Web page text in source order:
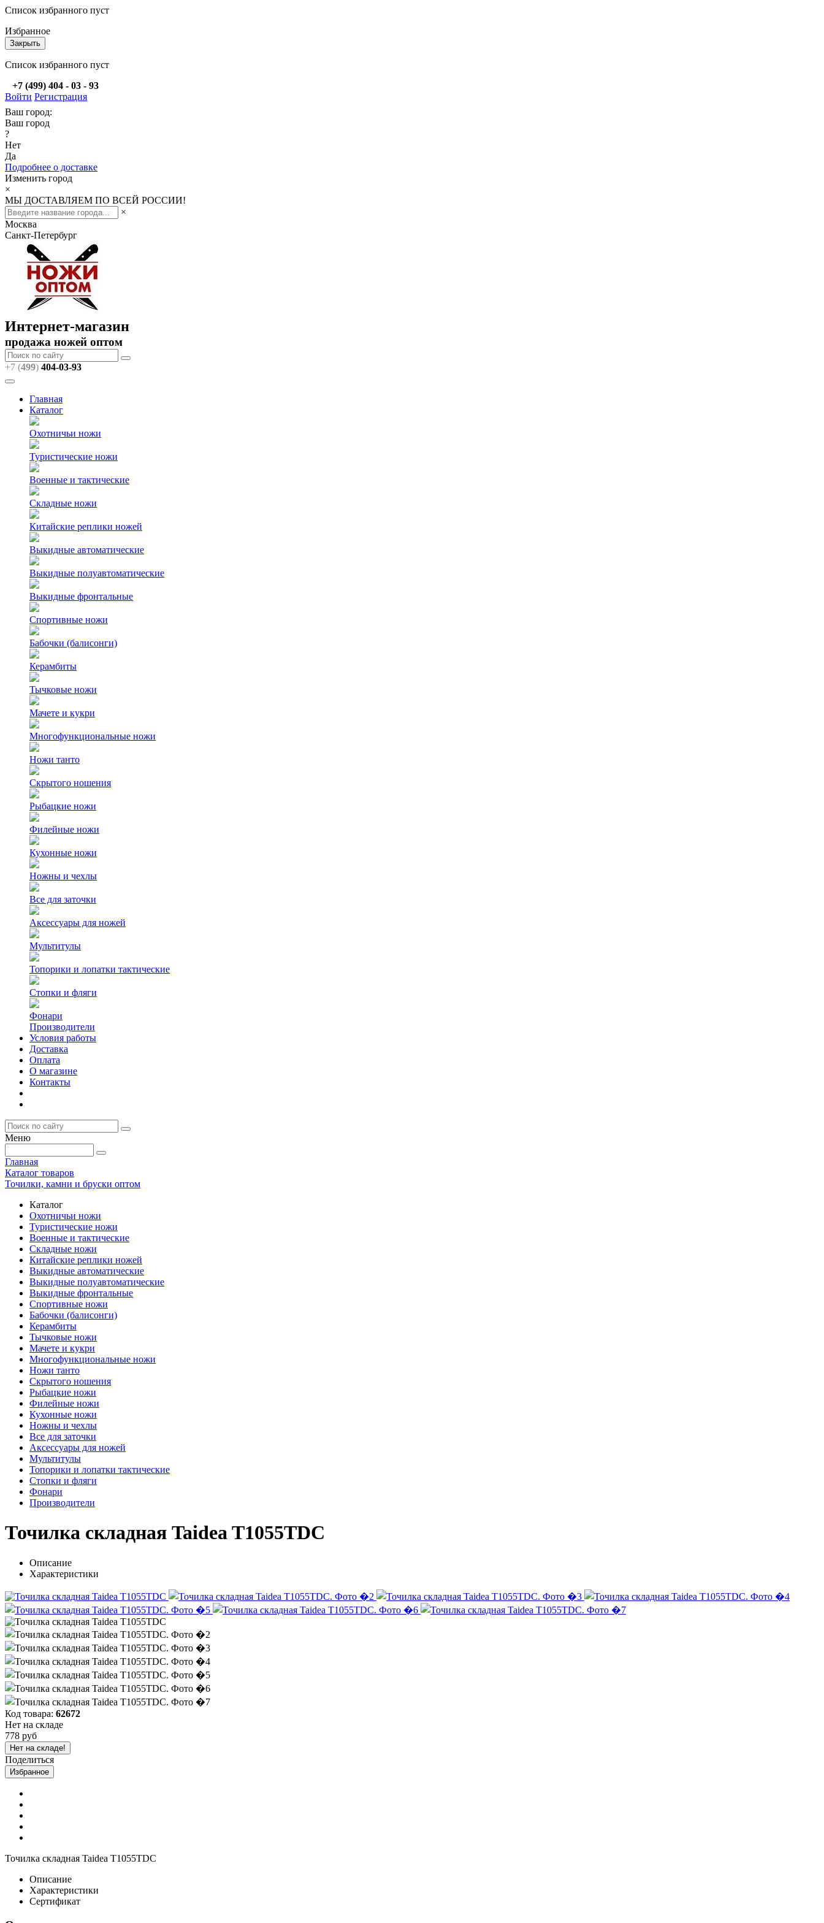
Список избранного пуст
Избранное
Закрыть
Список избранного пуст
+7 (499) 404 - 03 - 93
Войти Регистрация
Ваш город:
Ваш город
?
Нет
Да
Подробнее о доставке
Изменить город
×
МЫ ДОСТАВЛЯЕМ ПО ВСЕЙ РОССИИ!
×
Москва
Санкт-Петербург
Интернет-магазин
продажа ножей оптом
+7 (499) 404-03-93
Главная
Каталог
Охотничьи ножи
Туристические ножи
Военные и тактические
Складные ножи
Китайские реплики ножей
Выкидные автоматические
Выкидные полуавтоматические
Выкидные фронтальные
Спортивные ножи
Бабочки (балисонги)
Керамбиты
Тычковые ножи
Мачете и кукри
Многофункциональные ножи
Ножи танто
Скрытого ношения
Рыбацкие ножи
Филейные ножи
Кухонные ножи
Ножны и чехлы
Все для заточки
Аксессуары для ножей
Мультитулы
Топорики и лопатки тактические
Стопки и фляги
Фонари
Производители
Условия работы
Доставка
Оплата
О магазине
Контакты
Меню
Главная
Каталог товаров
Точилки, камни и бруски оптом
Каталог
Охотничьи ножи
Туристические ножи
Военные и тактические
Складные ножи
Китайские реплики ножей
Выкидные автоматические
Выкидные полуавтоматические
Выкидные фронтальные
Спортивные ножи
Бабочки (балисонги)
Керамбиты
Тычковые ножи
Мачете и кукри
Многофункциональные ножи
Ножи танто
Скрытого ношения
Рыбацкие ножи
Филейные ножи
Кухонные ножи
Ножны и чехлы
Все для заточки
Аксессуары для ножей
Мультитулы
Топорики и лопатки тактические
Стопки и фляги
Фонари
Производители
Точилка складная Taidea T1055TDC
Описание
Характеристики
Код товара: 62672
Нет на складе
778 руб
Нет на складе!
Поделиться
Избранное
Точилка складная Taidea T1055TDC
Описание
Характеристики
Сертификат